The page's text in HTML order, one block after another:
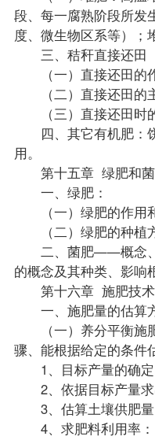
段、每一腐熟阶段所发
度、微生物区系等）；
三、秸秆直接还田
（一）直接还田的
（二）直接还田的
（三）直接还田时
四、其它有机肥：
用。
第十五章 绿肥和
一、绿肥：
（一）绿肥的作用
（二）绿肥的种植
二、菌肥——概念、
的概念及其种类、影响
第十六章 施肥技术
一、施肥量的估算
（一）养分平衡施
骤、能根据给定的条件
1、目标产量的确定
2、依据目标产量求
3、估算土壤供肥量
4、求肥料利用率：